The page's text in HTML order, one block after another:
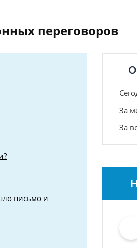
переговоров
письмо и
За
За